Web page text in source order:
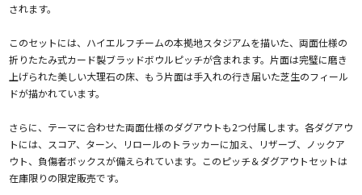
されます。
このセットには、ハイエルフチームの本拠地スタジアムを描いた、両面仕様の
折りたたみ式カード製ブラッドボウルピッチが含まれます。片面は完璧に磨き
上げられた美しい大理石の床、もう片面は手入れの行き届いた芝生のフィール
ドが描かれています。
さらに、テーマに合わせた両面仕様のダグアウトも2つ付属します。各ダグアウ
トには、スコア、ターン、リロールのトラッカーに加え、リザーブ、ノックア
ウト、負傷者ボックスが備えられています。このピッチ＆ダグアウトセットは
在庫限りの限定販売です。